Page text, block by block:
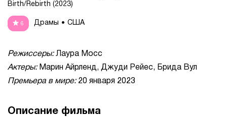
Birth/Rebirth (2023)
6 Драмы США
Режиссеры:Лаура Мосс
Актеры:Марин Айрленд, Джуди Рейес, Брида Вул
Премьера в мире:20 января 2023
Описание фильма